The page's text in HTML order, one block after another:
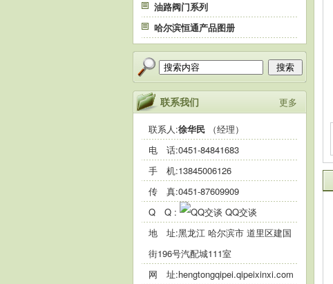
油路阀门系列
哈尔滨恒通产品图册
搜索
更多
联系我们
联系人:徐华民 （经理）
电 话:0451-84841683
手 机:13845006126
传 真:0451-87609909
Q Q :
QQ交谈
地 址:黑龙江 哈尔滨市 道里区建国
街196号汽配城111室
网 址:hengtongqipei.qipeixinxi.com